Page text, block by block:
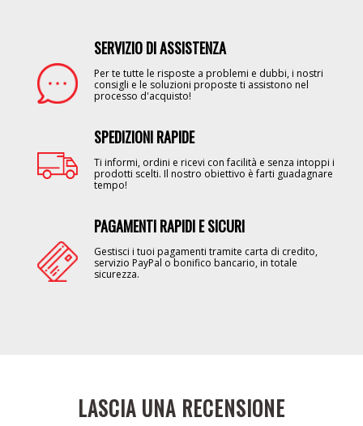
SERVIZIO DI ASSISTENZA
Per te tutte le risposte a problemi e dubbi, i nostri
consigli e le soluzioni proposte ti assistono nel
processo d'acquisto!
SPEDIZIONI RAPIDE
Ti informi, ordini e ricevi con facilità e senza intoppi i
prodotti scelti. Il nostro obiettivo è farti guadagnare
tempo!
PAGAMENTI RAPIDI E SICURI
Gestisci i tuoi pagamenti tramite carta di credito,
servizio PayPal o bonifico bancario, in totale
sicurezza.
LASCIA UNA RECENSIONE